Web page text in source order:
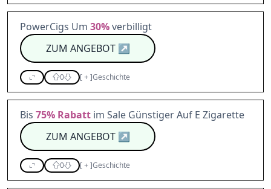
PowerCigs Um 30%verbilligt
ZUM ANGEBOT↗
0 [+]Geschichte
Bis 75% Rabatt im Sale Günstiger Auf E Zigarette
ZUM ANGEBOT↗
0 [+]Geschichte